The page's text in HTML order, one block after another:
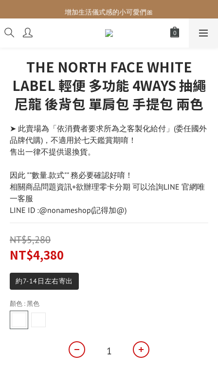
增加生活儀式感的小可愛們🎀
增加生活儀式感的小可愛們🎀
最後現貨‼️這價格不需要再解釋🔥
THE NORTH FACE WHITE
LABEL 輕便 多功能 4WAYS 抽繩
尼龍 後背包 單肩包 手提包 兩色
➤ 此賣場為「依消費者要求所為之客製化給付」(委任國外
品牌代購)，不適用於七天鑑賞期唷！
售出一律不提供退換貨。
因此 ""數量.款式"" 務必要確認好唷！
相關商品問題資訊+欲辦理零卡分期 可以洽詢LINE 官網唯
一客服
LINE ID :@nonameshop(記得加@)
NT$5,280
NT$4,380
約7-14日左右寄出
顏色 : 黑色